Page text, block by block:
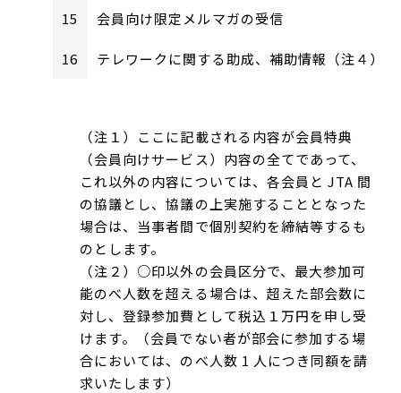
15 会員向け限定メルマガの受信
16 テレワークに関する助成、補助情報（注４）
（注１）ここに記載される内容が会員特典
（会員向けサービス）内容の全てであって、
これ以外の内容については、各会員と JTA 間
の協議とし、協議の上実施することとなった
場合は、当事者間で個別契約を締結等するも
のとします。
（注２）○印以外の会員区分で、最大参加可
能のべ人数を超える場合は、超えた部会数に
対し、登録参加費として税込１万円を申し受
けます。（会員でない者が部会に参加する場
合においては、のべ人数 1 人につき同額を請
求いたします）